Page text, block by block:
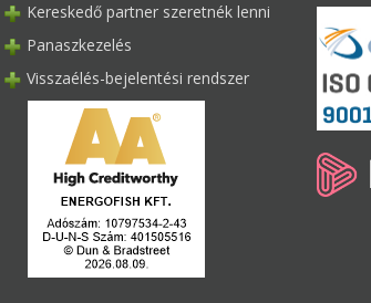
Kereskedő partner szeretnék lenni
Panaszkezelés
Visszaélés-bejelentési rendszer